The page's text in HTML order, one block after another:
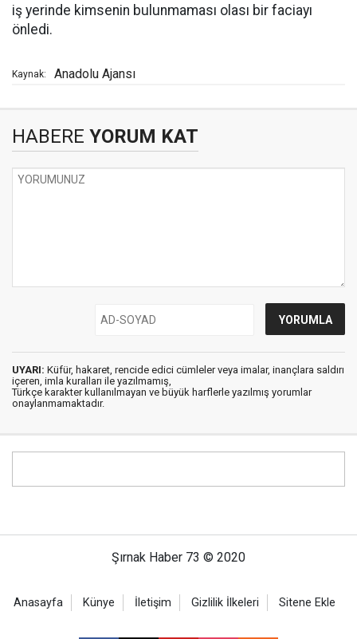
iş yerinde kimsenin bulunmaması olası bir faciayı
önledi.
Kaynak: Anadolu Ajansı
HABERE YORUM KAT
UYARI: Küfür, hakaret, rencide edici cümleler veya imalar, inançlara saldırı
içeren, imla kuralları ile yazılmamış,
Türkçe karakter kullanılmayan ve büyük harflerle yazılmış yorumlar
onaylanmamaktadır.
Şırnak Haber 73 © 2020
Anasayfa Künye İletişim Gizlilik İlkeleri Sitene Ekle